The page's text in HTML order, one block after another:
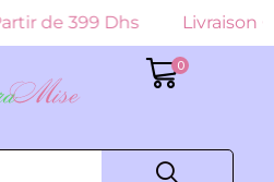
de 399 Dhs Livraison
0